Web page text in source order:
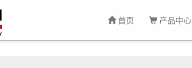
首页 产品中心